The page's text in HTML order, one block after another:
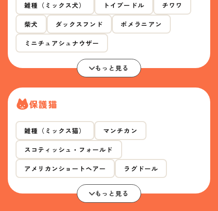
雑種（ミックス犬） トイプードル チワワ
柴犬 ダックスフンド ポメラニアン
ミニチュアシュナウザー
もっと見る
保護猫
雑種（ミックス猫） マンチカン
スコティッシュ・フォールド
アメリカンショートヘアー ラグドール
もっと見る